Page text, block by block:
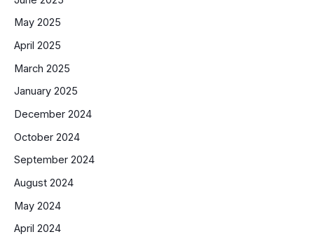
May 2025
April 2025
March 2025
January 2025
December 2024
October 2024
September 2024
August 2024
May 2024
April 2024